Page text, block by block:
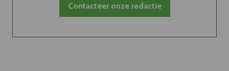
Contacteer onze redactie